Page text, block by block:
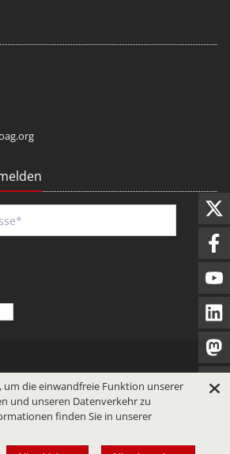
Nutzungsbedingungen
um die einwandfreie Funktion unserer
und unseren Datenverkehr zu
finden Sie in unserer